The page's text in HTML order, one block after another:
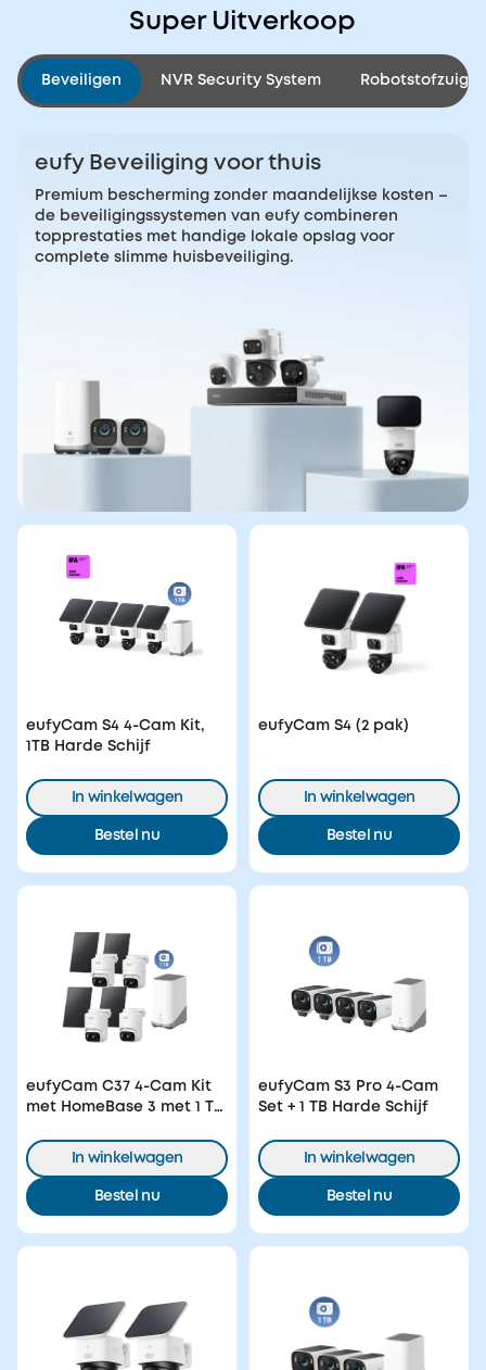
Super Uitverkoop
Beveiligen NVR Security System
eufy Beveiliging voor thuis
Premium bescherming zonder maandelijkse kosten –
de beveiligingssystemen van eufy combineren
topprestaties met handige lokale opslag voor
complete slimme huisbeveiliging.
eufyCam S4 4-Cam Kit,
1TB Harde Schijf
In winkelwagen
Bestel nu
eufyCam S4 (2 pak)
In winkelwagen
Bestel nu
eufyCam C37 4-Cam Kit
met HomeBase 3 met 1 TB
In winkelwagen
Bestel nu
eufyCam S3 Pro 4-Cam
Set + 1 TB Harde Schijf
In winkelwagen
Bestel nu